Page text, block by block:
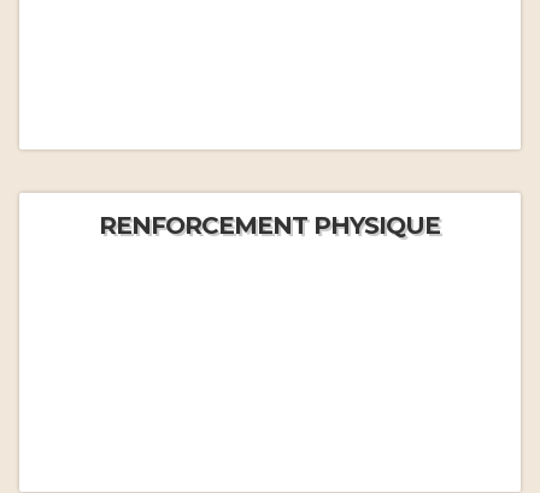
RENFORCEMENT PHYSIQUE